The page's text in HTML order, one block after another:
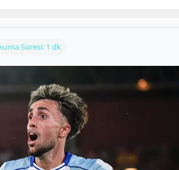
Süresi: 1 dk